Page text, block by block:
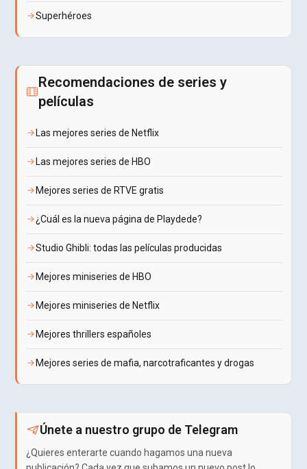
Superhéroes
Recomendaciones de series y
películas
Las mejores series de Netflix
Las mejores series de HBO
Mejores series de RTVE gratis
¿Cuál es la nueva página de Playdede?
Studio Ghibli: todas las películas producidas
Mejores miniseries de HBO
Mejores miniseries de Netflix
Mejores thrillers españoles
Mejores series de mafia, narcotraficantes y drogas
Únete a nuestro grupo de Telegram
¿Quieres enterarte cuando hagamos una nueva